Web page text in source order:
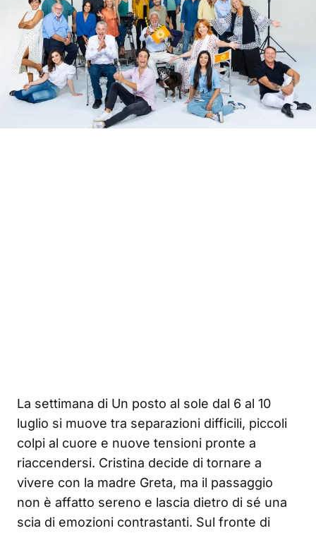
La settimana di Un posto al sole dal 6 al 10
luglio si muove tra separazioni difficili, piccoli
colpi al cuore e nuove tensioni pronte a
riaccendersi. Cristina decide di tornare a
vivere con la madre Greta, ma il passaggio
non è affatto sereno e lascia dietro di sé una
scia di emozioni contrastanti. Sul fronte di